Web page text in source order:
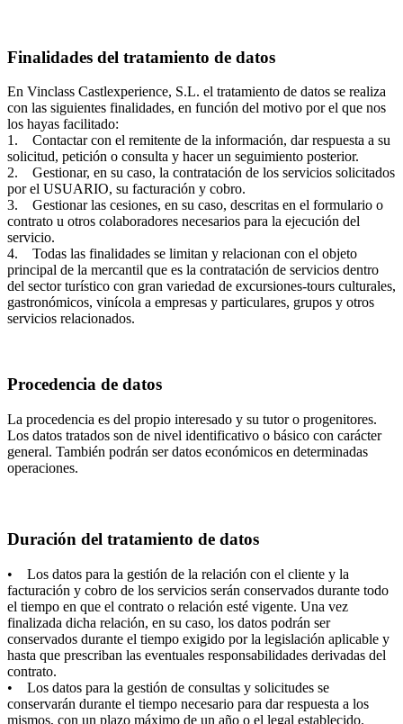
Finalidades del tratamiento de datos
En Vinclass Castlexperience, S.L. el tratamiento de datos se realiza
con las siguientes finalidades, en función del motivo por el que nos
los hayas facilitado:
1. Contactar con el remitente de la información, dar respuesta a su
solicitud, petición o consulta y hacer un seguimiento posterior.
2. Gestionar, en su caso, la contratación de los servicios solicitados
por el USUARIO, su facturación y cobro.
3. Gestionar las cesiones, en su caso, descritas en el formulario o
contrato u otros colaboradores necesarios para la ejecución del
servicio.
4. Todas las finalidades se limitan y relacionan con el objeto
principal de la mercantil que es la contratación de servicios dentro
del sector turístico con gran variedad de excursiones-tours culturales,
gastronómicos, vinícola a empresas y particulares, grupos y otros
servicios relacionados.
Procedencia de datos
La procedencia es del propio interesado y su tutor o progenitores.
Los datos tratados son de nivel identificativo o básico con carácter
general. También podrán ser datos económicos en determinadas
operaciones.
Duración del tratamiento de datos
• Los datos para la gestión de la relación con el cliente y la
facturación y cobro de los servicios serán conservados durante todo
el tiempo en que el contrato o relación esté vigente. Una vez
finalizada dicha relación, en su caso, los datos podrán ser
conservados durante el tiempo exigido por la legislación aplicable y
hasta que prescriban las eventuales responsabilidades derivadas del
contrato.
• Los datos para la gestión de consultas y solicitudes se
conservarán durante el tiempo necesario para dar respuesta a los
mismos, con un plazo máximo de un año o el legal establecido.